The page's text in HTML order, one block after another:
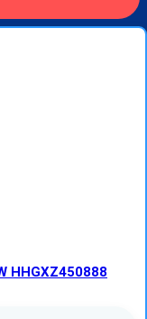
HHGXZ450888